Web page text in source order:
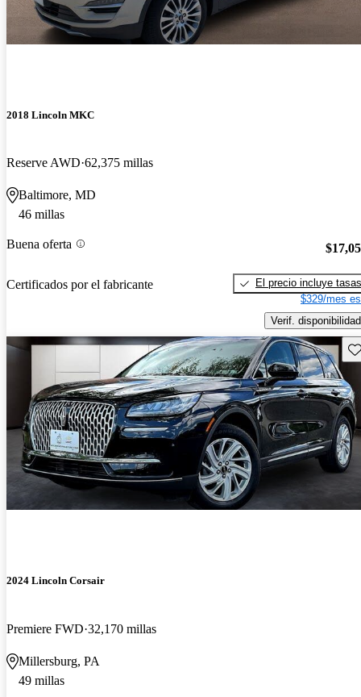
2018 Lincoln MKC
Reserve AWD 62,375 millas
Baltimore, MD
46 millas
Buena oferta
Certificados por el fabricante
El precio incluye tasas
$329/mes
Verif. disponibilidad
2024 Lincoln Corsair
Premiere FWD 32,170 millas
Millersburg, PA
49 millas